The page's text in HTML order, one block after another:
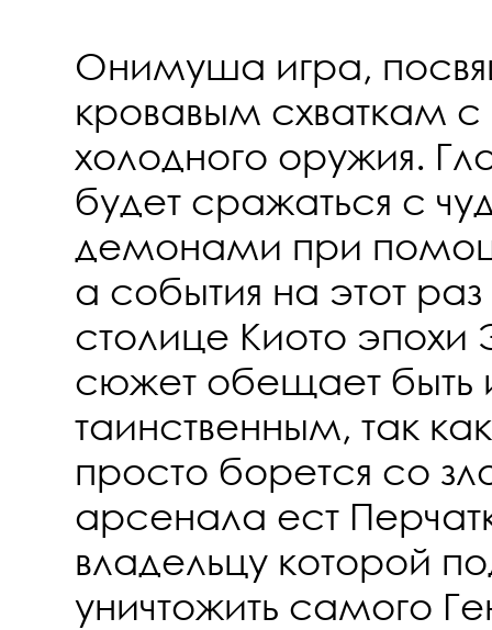
Онимуша игра,
кровавым схваткам
холодного оружия.
будет сражаться с
демонами при
а события на этот раз
столице Киото
сюжет обещает быть
таинственным, так
просто борется со
арсенала ест
владельцу которой
уничтожить самого